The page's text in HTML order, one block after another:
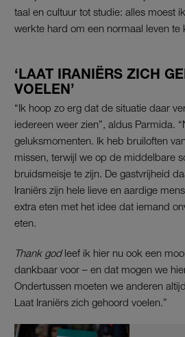
taal en cultuur tot studie: alles moest
werkte hard om een normaal leven te
‘LAAT IRANIËRS ZICH
VOELEN’
“Ik hoop zo erg dat de situatie daar
iedereen weer zien”, aldus Parmida.
geluksmomenten. Ik heb bruiloften
missen, terwijl we op de middelbare
bruidsmeisje te zijn. De gastvrijheid
Iraniërs zijn hele lieve en aardige
extra eten met het idee dat iemand
eten.
Thank godleef ik hier nu ook een
dankbaar voor – en dat mogen we
Ondertussen moeten we anderen
Laat Iraniërs zich gehoord voelen.”